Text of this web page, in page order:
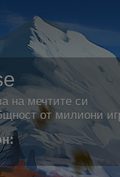
на мечтите си
от милиони